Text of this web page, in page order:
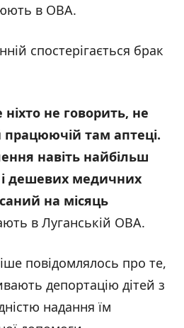
в ОВА.
спостерігається брак
не говорить, не
працюючій там аптеці.
навіть найбільш
дешевих медичних
на місяць
в Луганській ОВА.
повідомлялось про те,
депортацію дітей з
надання їм